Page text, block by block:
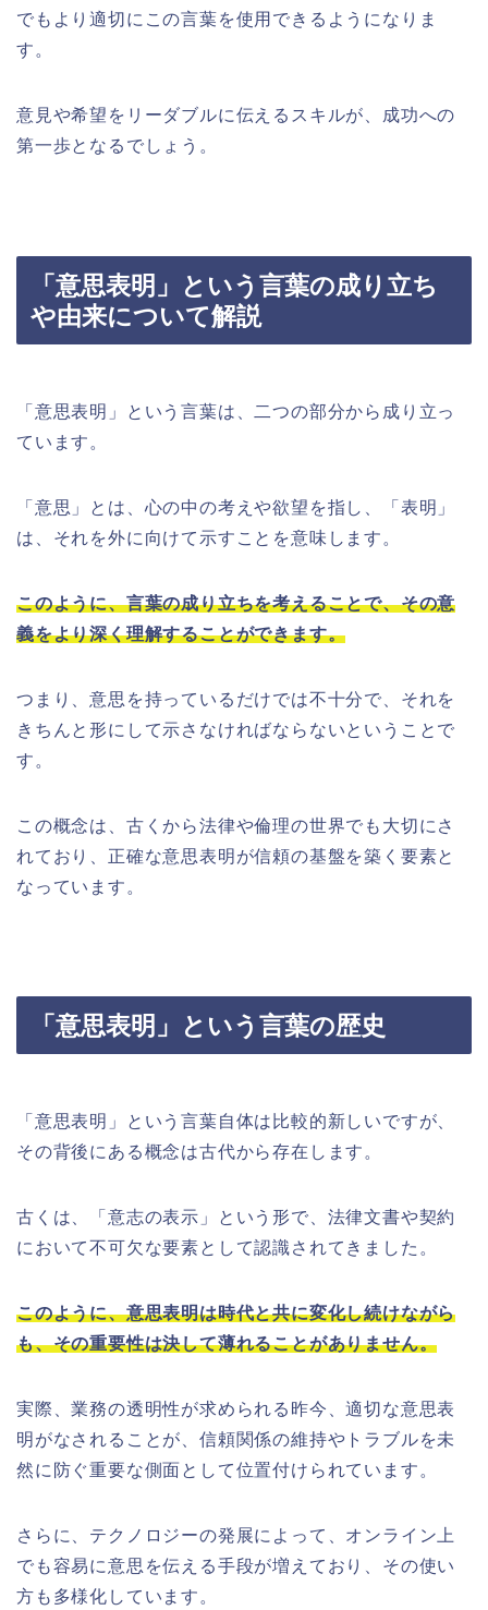
でもより適切にこの言葉を使用できるようになりま
す。
意見や希望をリーダブルに伝えるスキルが、成功への
第一歩となるでしょう。
「意思表明」という言葉の成り立ち
や由来について解説
「意思表明」という言葉は、二つの部分から成り立っ
ています。
「意思」とは、心の中の考えや欲望を指し、「表明」
は、それを外に向けて示すことを意味します。
このように、言葉の成り立ちを考えることで、その意
義をより深く理解することができます。
つまり、意思を持っているだけでは不十分で、それを
きちんと形にして示さなければならないということで
す。
この概念は、古くから法律や倫理の世界でも大切にさ
れており、正確な意思表明が信頼の基盤を築く要素と
なっています。
「意思表明」という言葉の歴史
「意思表明」という言葉自体は比較的新しいですが、
その背後にある概念は古代から存在します。
古くは、「意志の表示」という形で、法律文書や契約
において不可欠な要素として認識されてきました。
このように、意思表明は時代と共に変化し続けながら
も、その重要性は決して薄れることがありません。
実際、業務の透明性が求められる昨今、適切な意思表
明がなされることが、信頼関係の維持やトラブルを未
然に防ぐ重要な側面として位置付けられています。
さらに、テクノロジーの発展によって、オンライン上
でも容易に意思を伝える手段が増えており、その使い
方も多様化しています。